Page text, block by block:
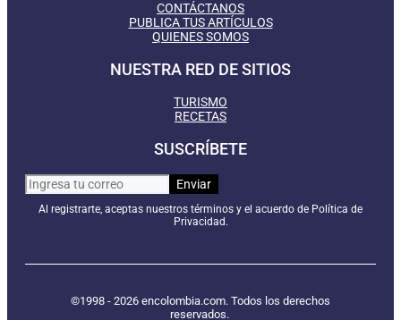
CONTÁCTANOS
PUBLICA TUS ARTÍCULOS
QUIENES SOMOS
NUESTRA RED DE SITIOS
TURISMO
RECETAS
SUSCRÍBETE
Al registrarte, aceptas nuestros términos y el acuerdo de Política de
Privacidad.
©1998 - 2026 encolombia.com. Todos los derechos
reservados.